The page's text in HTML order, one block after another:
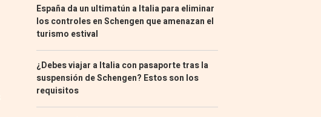
España da un ultimatún a Italia para eliminar
los controles en Schengen que amenazan el
turismo estival
¿Debes viajar a Italia con pasaporte tras la
suspensión de Schengen? Estos son los
requisitos